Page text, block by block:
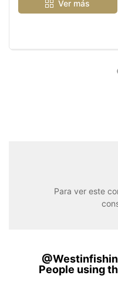
Ver más
Para ver este
People using